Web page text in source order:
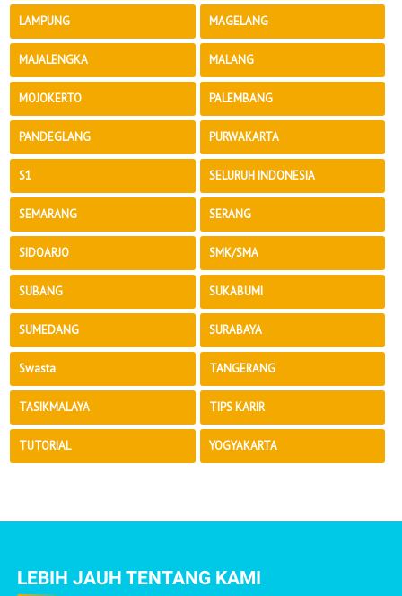
LAMPUNG MAGELANG
MAJALENGKA MALANG
MOJOKERTO PALEMBANG
PANDEGLANG PURWAKARTA
S1 SELURUH INDONESIA
SEMARANG SERANG
SIDOARJO SMK/SMA
SUBANG SUKABUMI
SUMEDANG SURABAYA
Swasta TANGERANG
TASIKMALAYA TIPS KARIR
TUTORIAL YOGYAKARTA
LEBIH JAUH TENTANG KAMI